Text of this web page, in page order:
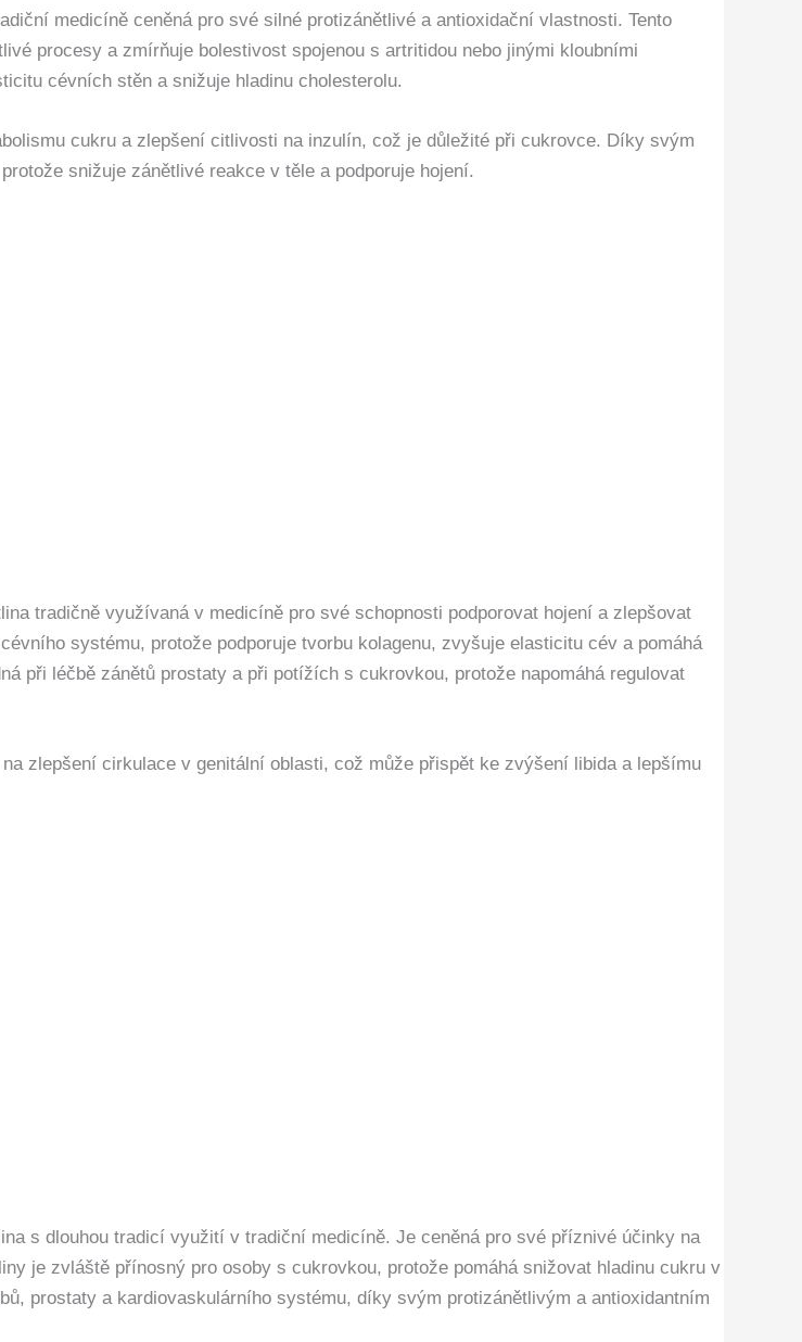
medicíně ceněná pro své silné protizánětlivé a antioxidační vlastnosti. Tento
procesy a zmírňuje bolestivost spojenou s artritidou nebo jinými kloubními
cévních stěn a snižuje hladinu cholesterolu.
cukru a zlepšení citlivosti na inzulín, což je důležité při cukrovce. Díky svým
snižuje zánětlivé reakce v těle a podporuje hojení.
tradičně využívaná v medicíně pro své schopnosti podporovat hojení a zlepšovat
systému, protože podporuje tvorbu kolagenu, zvyšuje elasticitu cév a pomáhá
při léčbě zánětů prostaty a při potížích s cukrovkou, protože napomáhá regulovat
zlepšení cirkulace v genitální oblasti, což může přispět ke zvýšení libida a lepšímu
s dlouhou tradicí využití v tradiční medicíně. Je ceněná pro své příznivé účinky na
je zvláště přínosný pro osoby s cukrovkou, protože pomáhá snižovat hladinu cukru v
prostaty a kardiovaskulárního systému, díky svým protizánětlivým a antioxidantním